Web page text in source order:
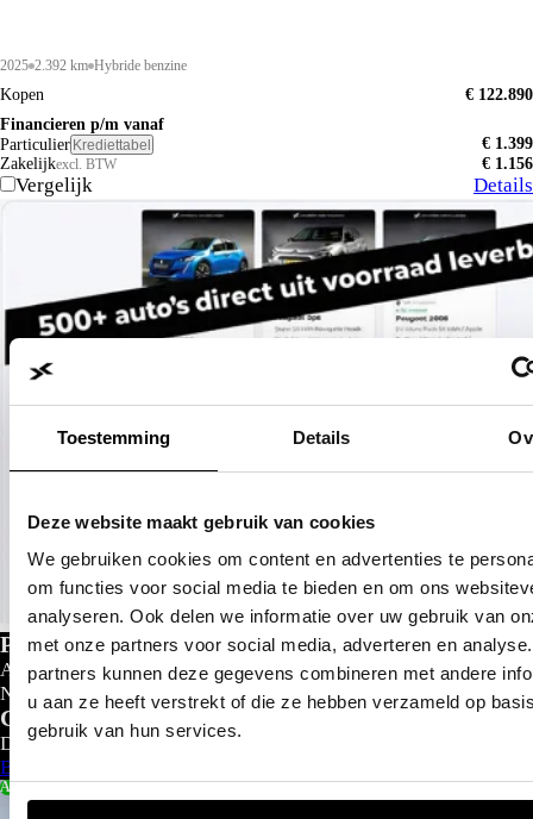
Toestemming Details
Deze website maakt gebruik van cookies
We gebruiken cookies om content en advertenties te
om functies voor social media te bieden en om ons
analyseren. Ook delen we informatie over uw gebruik van
met onze partners voor social media, adverteren en
partners kunnen deze gegevens combineren met andere
u aan ze heeft verstrekt of die ze hebben verzameld op
gebruik van hun services.
2025 2.392 km Hybride benzine
Kopen
€ 122.890
Financieren p/m vanaf
Particulier Krediettabel
€ 1.399
Zakelijkexcl. BTW € 1.156
Vergelijk Details
Private lease
Al gedacht aan private lease?
Nu al vanaf €299- p/m
Configureer nu
Direct leverbaar
Bekijk aanbod
Actie